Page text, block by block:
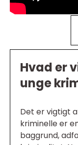
Hvad er
unge
Det er vigtigt
kriminelle er
baggrund,